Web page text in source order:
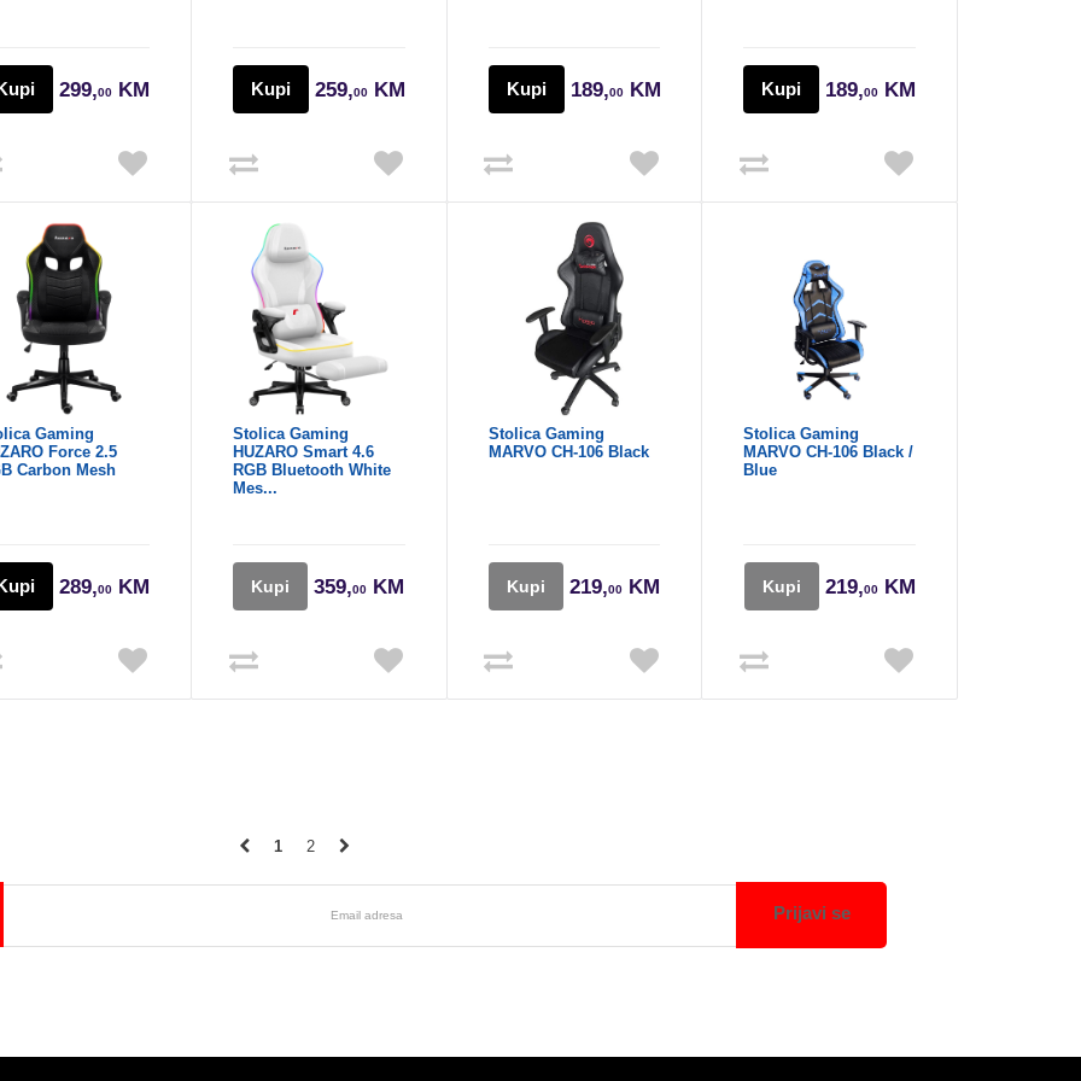
299,00 KM Kupi 259,00KM Kupi 189,00KM Kupi 189,00 KM
Gaming
Force 2.5
Carbon Mesh
289,00 KM
Stolica Gaming
HUZARO Smart 4.6
RGB Bluetooth White
Mes...
Kupi 359,00 KM
Stolica Gaming
MARVO CH-106 Black
Kupi 219,00 KM
Stolica Gaming
MARVO CH-106 Black /
Blue
Kupi 219,00KM
1 2
Prijavi se